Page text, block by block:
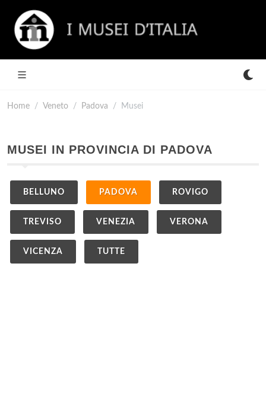
Home Veneto Padova Musei
MUSEI IN PROVINCIA DI PADOVA
BELLUNO PADOVA ROVIGO
TREVISO VENEZIA VERONA
VICENZA TUTTE